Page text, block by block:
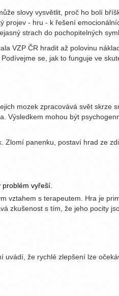
slovy vysvětlit, proč ho bolí
projev - hru - k řešení
strach do pochopitelných
VZP ČR hradit až polovinu
se, jak to funguje ve
mozek zpracovává svět skrze
mohou být
panenku, postaví hrad ze
problém vyřeší.
vztahem s terapeutem. Hra je
zkušenost s tím, že jeho pocity
že rychlé zlepšení lze